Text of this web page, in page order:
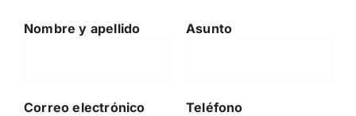
Nombre y apellido Asunto
Correo electrónico Teléfono